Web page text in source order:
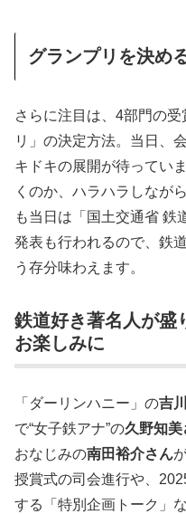
グランプリを決め
さらに注目は、4部門の
リ」の決定方法。当日、
キドキの展開が待ってい
くのか、ハラハラしなが
も当日は「国土交通省 鉄
発表も行われるので、鉄
う存分味わえます。
鉄道好き著名人が盛
お楽しみに
「ダーリンハニー」の吉
で“女子鉄アナ”の久野知美
おなじみの南田裕介さん
授賞式の司会進行や、
する「特別企画トーク」